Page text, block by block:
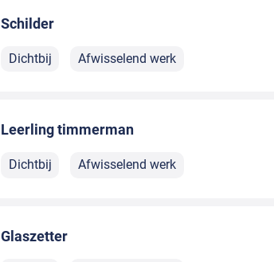
Schilder
Dichtbij Afwisselend werk
Leerling timmerman
Dichtbij Afwisselend werk
Glaszetter